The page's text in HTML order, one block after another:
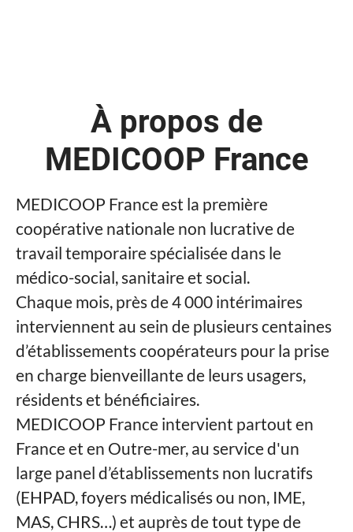
À propos de
MEDICOOP France
MEDICOOP France est la première
coopérative nationale non lucrative de
travail temporaire spécialisée dans le
médico-social, sanitaire et social.
Chaque mois, près de 4 000 intérimaires
interviennent au sein de plusieurs centaines
d’établissements coopérateurs pour la prise
en charge bienveillante de leurs usagers,
résidents et bénéficiaires.
MEDICOOP France intervient partout en
France et en Outre-mer, au service d'un
large panel d’établissements non lucratifs
(EHPAD, foyers médicalisés ou non, IME,
MAS, CHRS…) et auprès de tout type de